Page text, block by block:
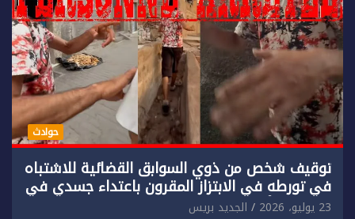
حوادث
توقيف شخص من ذوي السوابق القضائية للاشتباه
في تورطه في الابتزاز المقرون باعتداء جسدي في
حق سائح أجنبي.
23 يوليو، 2026 الجديد بريس